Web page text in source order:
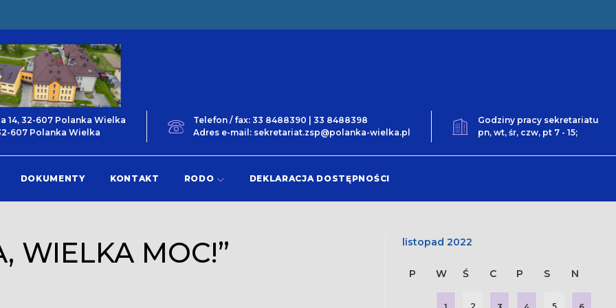
14, 32-607 Polanka Wielka
607 Polanka Wielka
Telefon / fax: 33 8488390 | 33 8488398
Adres e-mail: sekretariat.zsp@polanka-wielka.pl
Godziny pracy sekretariatu
pn, wt, śr, czw, pt 7 - 15;
DOKUMENTY KONTAKT RODO DEKLARACJA DOSTĘPNOŚCI
WIELKA MOC!” listopad 2022
P W Ś C P S N